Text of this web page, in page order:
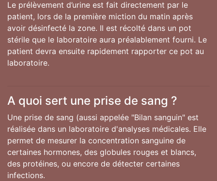
Le prélèvement d’urine est fait directement par le
patient, lors de la première miction du matin après
avoir désinfecté la zone. Il est récolté dans un pot
stérile que le laboratoire aura préalablement fourni. Le
patient devra ensuite rapidement rapporter ce pot au
laboratoire.
A quoi sert une prise de sang ?
Une prise de sang (aussi appelée "Bilan sanguin" est
réalisée dans un laboratoire d'analyses médicales. Elle
permet de mesurer la concentration sanguine de
certaines hormones, des globules rouges et blancs,
des protéines, ou encore de détecter certaines
infections.